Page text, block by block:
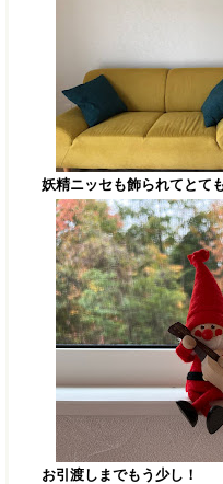
妖精ニッセも飾られてと
お引渡しまでもう少し！